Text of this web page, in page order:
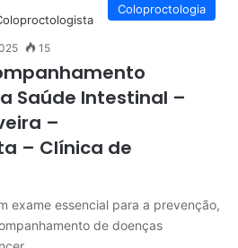
Coloproctologia
15
Saúde Intestinal –
–
– Clínica de
exame essencial para a prevenção,
de doenças